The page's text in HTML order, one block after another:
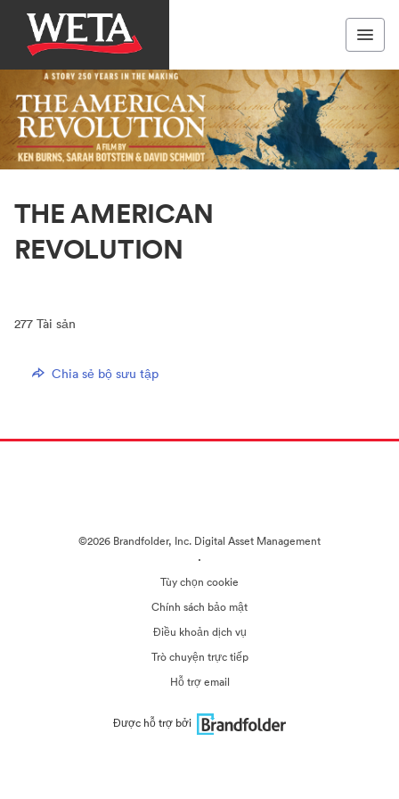
THE AMERICAN
REVOLUTION
277 Tài sản
Chia sẻ bộ sưu tập
©2026 Brandfolder, Inc. Digital Asset Management
·
Tùy chọn cookie
Chính sách bảo mật
Điều khoản dịch vụ
Trò chuyện trực tiếp
Hỗ trợ email
Được hỗ trợ bởi